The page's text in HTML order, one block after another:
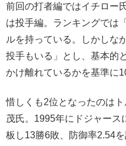
前回の打者編ではイチロー
は投手編。ランキングでは
ルを持っている。しかしな
投手もいる」とし、基本的
かけ離れているかを基準に
惜しくも2位となったのは
茂氏。1995年にドジャース
板し13勝6敗、防御率2.54